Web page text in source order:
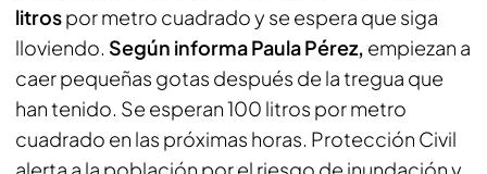
litrospor metro cuadrado y se espera que siga
lloviendo. Según informa Paula Pérez, empiezan a
caer pequeñas gotas después de la tregua que
han tenido. Se esperan 100 litros por metro
cuadrado en las próximas horas. Protección Civil